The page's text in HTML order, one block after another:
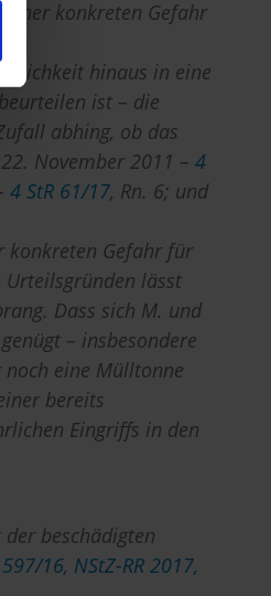
einer konkreten Gefahr
hinaus in eine
ist – die
abhing, ob das
November 2011 – 4
4 StR 61/17, Rn. 6; und
konkreten Gefahr für
lässt
Dass sich M. und
– insbesondere
eine Mülltonne
bereits
Eingriffs in den
beschädigten
597/16, NStZ-RR 2017,